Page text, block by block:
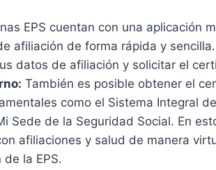
EPS cuentan con una aplicación
afiliación de forma rápida y
datos de afiliación y solicitar el
También es posible obtener el
como el Sistema Integral
Sede de la Seguridad Social. En
afiliaciones y salud de manera
la EPS.